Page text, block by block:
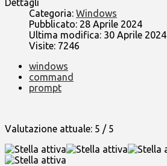
Dettagli
Categoria: Windows
Pubblicato: 28 Aprile 2024
Ultima modifica: 30 Aprile 2024
Visite: 7246
windows
command
prompt
Valutazione attuale: 5 / 5